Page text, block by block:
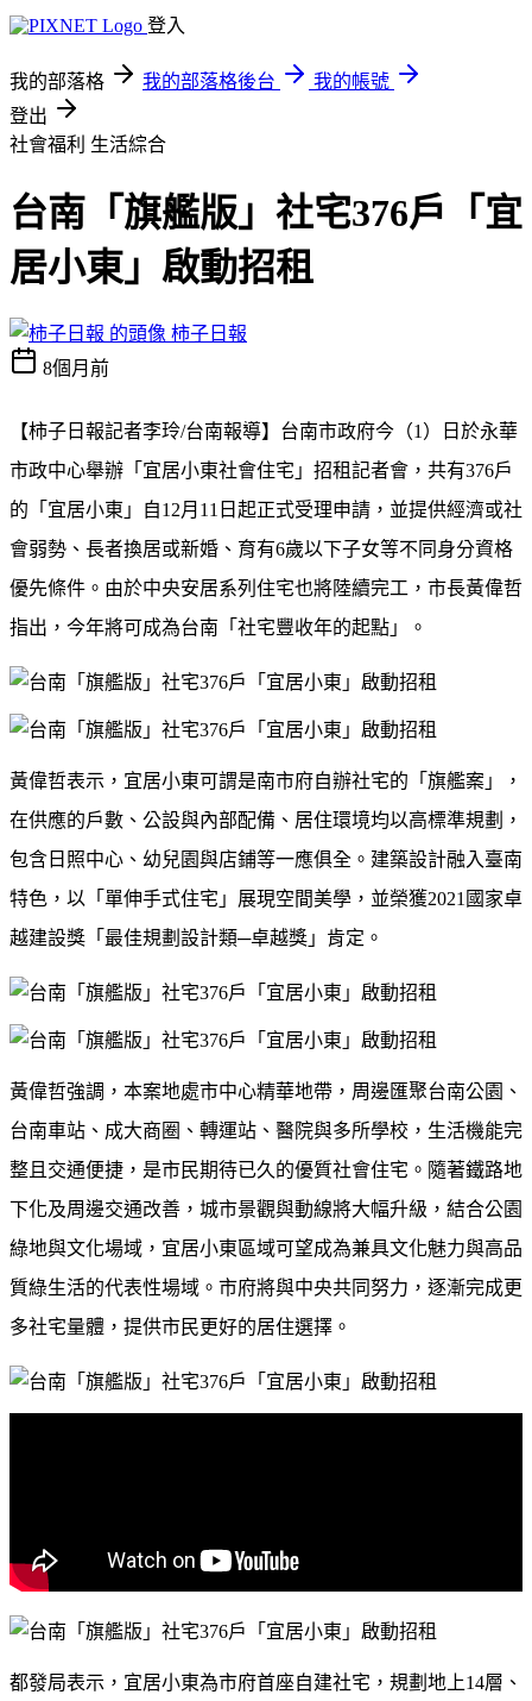
登入
我的部落格 我的部落格後台
我的帳號
登出
社會福利 生活綜合
台南「旗艦版」社宅376戶「宜
居小東」啟動招租
柿子日報
8個月前
【柿子日報記者李玲/台南報導】 台南市政府今（1 ）日於永華
市政中心舉辦「宜居小東社會住宅」招租記者會，共有376戶
的「宜居小東」自12月 11 日起正式受理申請，並提供經濟或社
會弱勢、長者換居或新婚、育有6歲以下子女等不同身分資格
優先條件。由於中央安居系列住宅也將陸續完工，市長黃偉哲
指出，今年將可成為台南「社宅豐收年的起點」。
黃偉哲表示，宜居小東可謂是南市府自辦社宅的「旗艦案」，
在供應的戶數、公設與內部配備、居住環境均以高標準規劃，
包含日照中心、幼兒園與店鋪等一應俱全。建築設計融入臺南
特色，以「單伸手式住宅」展現空間美學，並榮獲2021 國家卓
越建設獎「最佳規劃設計類─卓越獎」肯定。
黃偉哲強調，本案地處市中心精華地帶，周邊匯聚台南公園、
台南車站、成大商圈、轉運站、醫院與多所學校，生活機能完
整且交通便捷，是市民期待已久的優質社會住宅。隨著鐵路地
下化及周邊交通改善，城市景觀與動線將大幅升級，結合公園
綠地與文化場域，宜居小東區域可望成為兼具文化魅力與高品
質綠生活的代表性場域。市府將與中央共同努力，逐漸完成更
多社宅量體，提供市民更好的居住選擇。
都發局表示，宜居小東為市府首座自建社宅，規劃地上14層、